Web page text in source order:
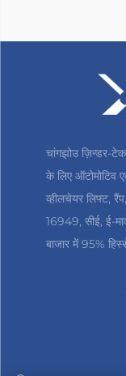
चांगझोउ ज़िन्डर-
के लिए ऑटोमोटिव
व्हीलचेयर लिफ्ट,
16949, सीई, ई-
बाजार में 95%